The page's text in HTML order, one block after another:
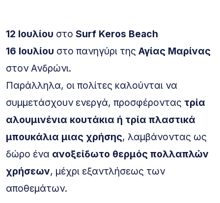
12 Ιουλίου στο Surf Keros Beach
16 Ιουλίου στο πανηγύρι της Αγίας Μαρίνας
στον Ανδρώνι.
Παράλληλα, οι πολίτες καλούνται να
συμμετάσχουν ενεργά, προσφέροντας τρία
αλουμινένια κουτάκια ή τρία πλαστικά
μπουκάλια μιας χρήσης, λαμβάνοντας ως
δώρο ένα ανοξείδωτο θερμός πολλαπλών
χρήσεων, μέχρι εξαντλήσεως των
αποθεμάτων.